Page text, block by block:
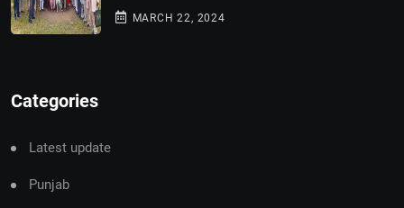
MARCH 22, 2024
Categories
Latest update
Punjab